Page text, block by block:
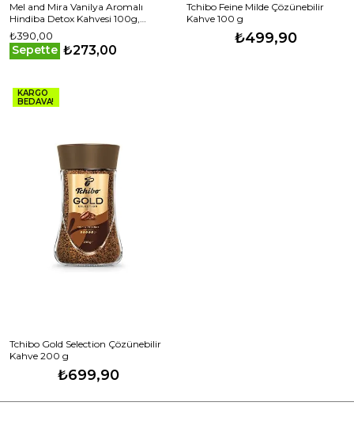
Mel and Mira Vanilya Aromalı
Hindiba Detox Kahvesi 100g,
Vanilla Flavored Chicory Detox
Coffee
₺390,00
Sepette ₺273,00
Tchibo Feine Milde Çözünebilir
Kahve 100 g
₺499,90
KARGO
BEDAVA!
Tchibo Gold Selection Çözünebilir
Kahve 200 g
₺699,90